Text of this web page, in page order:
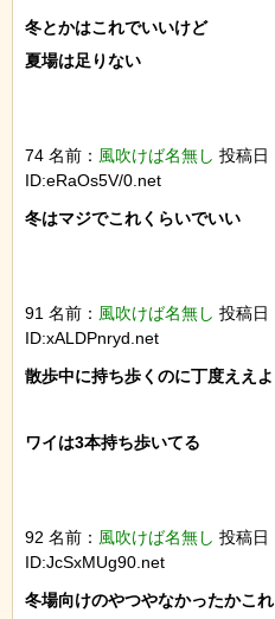
冬とかはこれでいいけど
夏場は足りない
74 名前： 風吹けば名無し 投稿日
ID:eRaOs5V/0.net
冬はマジでこれくらいでいい
91 名前： 風吹けば名無し 投稿日
ID:xALDPnryd.net
散歩中に持ち歩くのに丁度ええよ
ワイは3本持ち歩いてる
92 名前： 風吹けば名無し 投稿日
ID:JcSxMUg90.net
冬場向けのやつやなかったかこれ